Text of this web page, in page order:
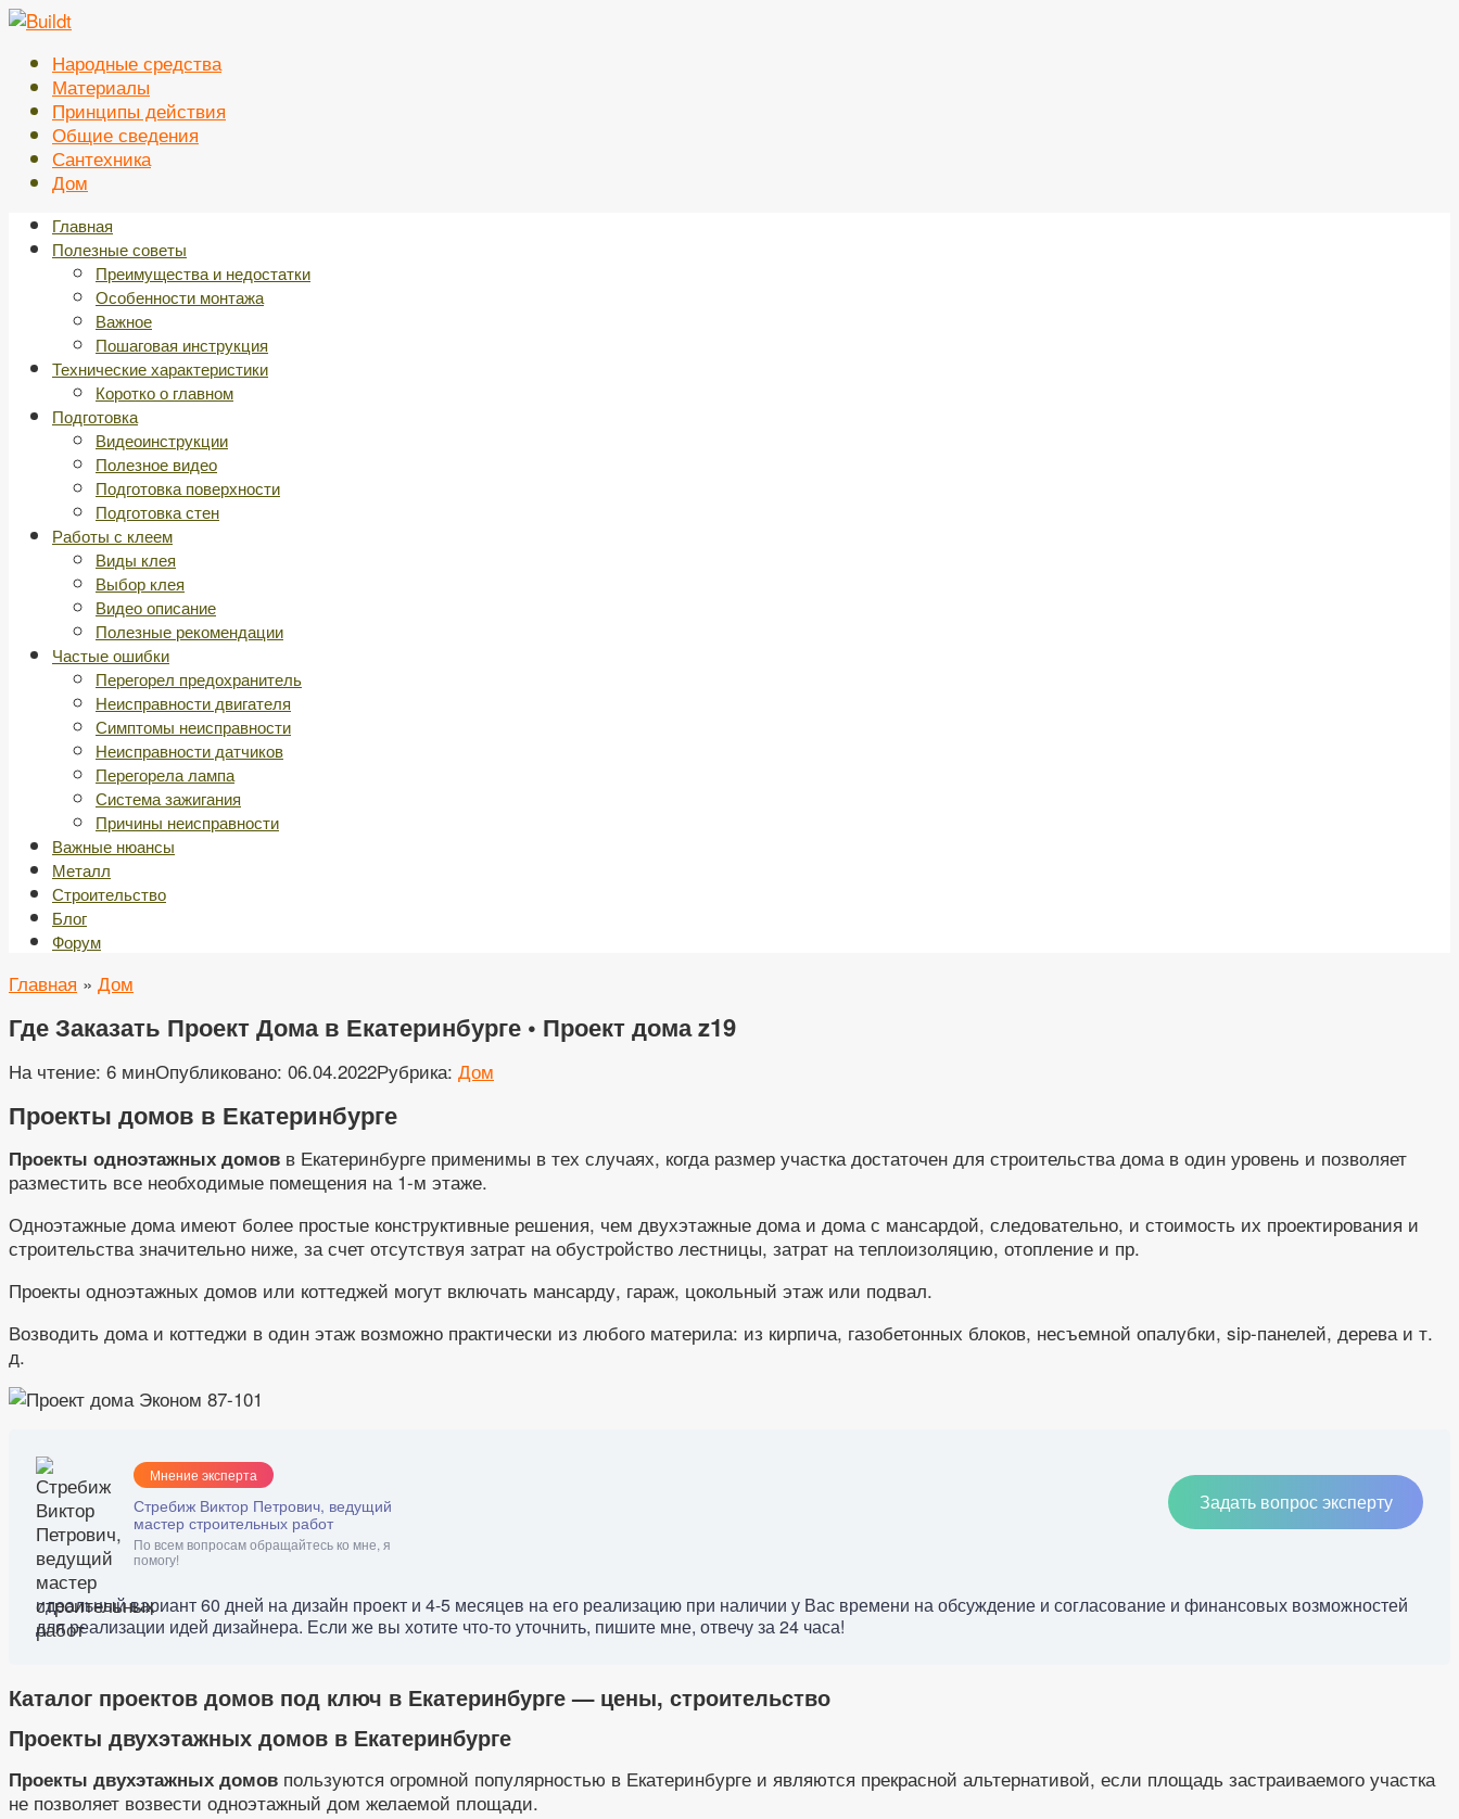
Перейти
контентуНародные средства
Материалы
Принципы действия
Общие сведения
Сантехника
Дом
Главная
Полезные советы
Преимущества и недостатки
Особенности монтажа
Важное
Пошаговая инструкция
Технические характеристики
Коротко о главном
Подготовка
Видеоинструкции
Полезное видео
Подготовка поверхности
Подготовка стен
Работы с клеем
Виды клея
Выбор клея
Видео описание
Полезные рекомендации
Частые ошибки
Перегорел предохранитель
Неисправности двигателя
Симптомы неисправности
Неисправности датчиков
Перегорела лампа
Система зажигания
Причины неисправности
Важные нюансы
Металл
Строительство
Блог
Форум
Главная » Дом
Где Заказать Проект Дома в Екатеринбурге • Проект дома z19
На чтение: 6 минОпубликовано: 06.04.2022Рубрика: Дом
Проекты домов в Екатеринбурге
Проекты одноэтажных домов в Екатеринбурге применимы в тех случаях, когда размер участка достаточен для строительства дома в один уровень и позволяет
разместить все необходимые помещения на 1-м этаже.
Одноэтажные дома имеют более простые конструктивные решения, чем двухэтажные дома и дома с мансардой, следовательно, и стоимость их проектирования и
строительства значительно ниже, за счет отсутствуя затрат на обустройство лестницы, затрат на теплоизоляцию, отопление и пр.
Проекты одноэтажных домов или коттеджей могут включать мансарду, гараж, цокольный этаж или подвал.
Возводить дома и коттеджи в один этаж возможно практически из любого материла: из кирпича, газобетонных блоков, несъемной опалубки, sip-панелей, дерева и т.
д.
Мнение эксперта
Стребиж Виктор Петрович, ведущий
мастер строительных работ
По всем вопросам обращайтесь ко мне, я
помогу!
Задать вопрос эксперту
идеальный вариант 60 дней на дизайн проект и 4-5 месяцев на его реализацию при наличии у Вас времени на обсуждение и согласование и финансовых возможностей
для реализации идей дизайнера. Если же вы хотите что-то уточнить, пишите мне, отвечу за 24 часа!
Каталог проектов домов под ключ в Екатеринбурге — цены, строительство
Проекты двухэтажных домов в Екатеринбурге
Проекты двухэтажных домов пользуются огромной популярностью в Екатеринбурге и являются прекрасной альтернативой, если площадь застраиваемого участка
не позволяет возвести одноэтажный дом желаемой площади.